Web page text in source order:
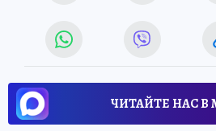
ЧИТАЙТЕ НАС В